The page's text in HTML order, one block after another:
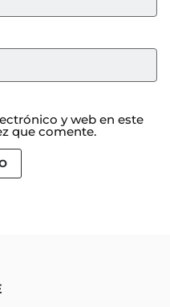
y web en este
que comente.